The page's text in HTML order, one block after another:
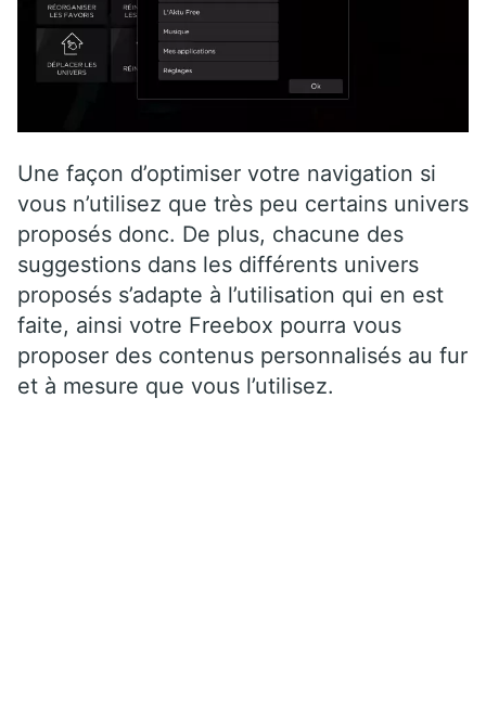
Une façon d’optimiser votre navigation si
vous n’utilisez que très peu certains univers
proposés donc. De plus, chacune des
suggestions dans les différents univers
proposés s’adapte à l’utilisation qui en est
faite, ainsi votre Freebox pourra vous
proposer des contenus personnalisés au fur
et à mesure que vous l’utilisez.